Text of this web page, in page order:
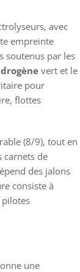
avec
empreinte
soutenus par les
vert et le
pour
flottes
(8/9), tout en
carnets de
des jalons
consiste à
pilotes
une